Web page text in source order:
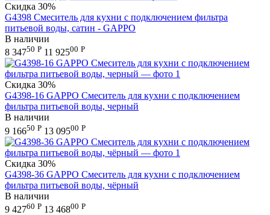
Скидка 30%
G4398 Смеситель для кухни с подключением фильтра
питьевой воды, сатин - GAPPO
В наличии
8 34750 Р 11 92500 Р
Скидка 30%
G4398-16 GAPPO Смеситель для кухни с подключением
фильтра питьевой воды, черный
В наличии
9 16650 Р 13 09500 Р
Скидка 30%
G4398-36 GAPPO Смеситель для кухни с подключением
фильтра питьевой воды, чёрный
В наличии
9 42760 Р 13 46800 Р